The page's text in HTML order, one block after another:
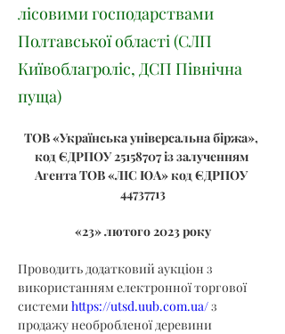
лісовими господарствами
Полтавської області (СЛП
Київоблагроліс, ДСП Північна
пуща)
ТОВ «Українська універсальна біржа»,
код ЄДРПОУ 25158707 із залученням
Агента ТОВ «ЛІС ЮА» код ЄДРПОУ
44737713
«23» лютого 2023 року
Проводить додатковий аукціон з
використанням електронної торгової
системи https://utsd.uub.com.ua/ з
продажу необробленої деревини